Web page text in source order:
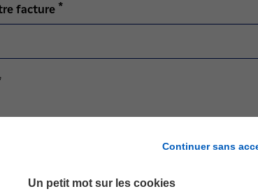
facture *
Continuer sans
Un petit mot sur les cookies